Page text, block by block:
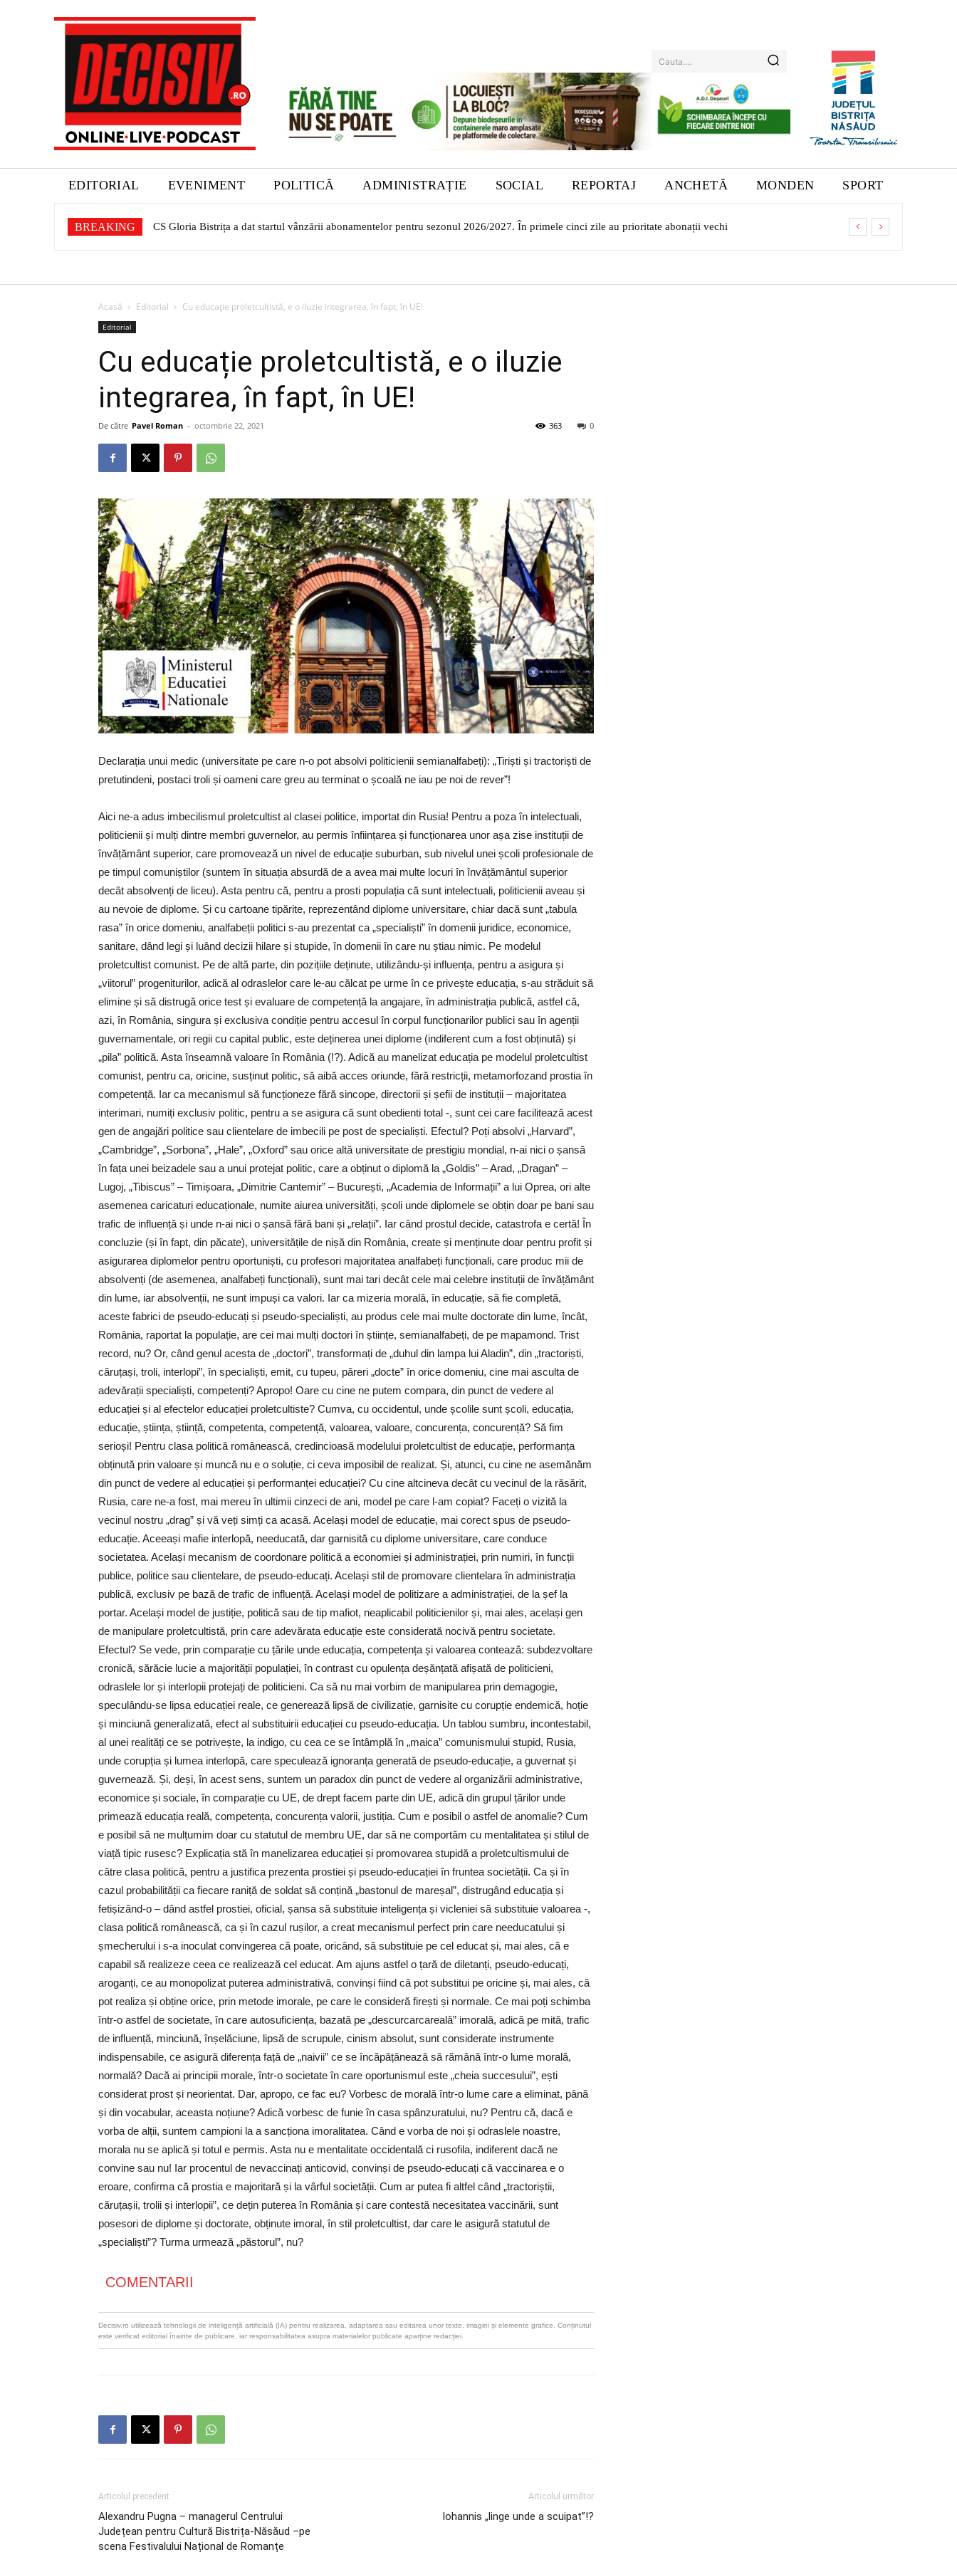
Cauta....
EDITORIAL EVENIMENT POLITICĂ ADMINISTRAȚIE SOCIAL REPORTAJ ANCHETĂ MONDEN SPORT
BREAKING CS Gloria Bistrița a dat startul vânzării abonamentelor pentru sezonul 2026/2027. În primele cinci zile au prioritate abonații vechi
Acasă Editorial Cu educație proletcultistă, e o iluzie integrarea, în fapt, în UE!
Editorial
Cu educație proletcultistă, e o iluzie
integrarea, în fapt, în UE!
De către Pavel Roman - octombrie 22, 2021 0
363
Declarația unui medic (universitate pe care n-o pot absolvi politicienii semianalfabeți): „Tiriști și tractoriști de
pretutindeni, postaci troli și oameni care greu au terminat o școală ne iau pe noi de rever”!
Aici ne-a adus imbecilismul proletcultist al clasei politice, importat din Rusia! Pentru a poza în intelectuali,
politicienii și mulți dintre membri guvernelor, au permis înființarea și funcționarea unor așa zise instituții de
învățământ superior, care promovează un nivel de educație suburban, sub nivelul unei școli profesionale de
pe timpul comuniștilor (suntem în situația absurdă de a avea mai multe locuri în învățământul superior
decât absolvenți de liceu). Asta pentru că, pentru a prosti populația că sunt intelectuali, politicienii aveau și
au nevoie de diplome. Și cu cartoane tipărite, reprezentând diplome universitare, chiar dacă sunt „tabula
rasa” în orice domeniu, analfabeții politici s-au prezentat ca „specialiști” în domenii juridice, economice,
sanitare, dând legi și luând decizii hilare și stupide, în domenii în care nu știau nimic. Pe modelul
proletcultist comunist. Pe de altă parte, din pozițiile deținute, utilizându-și influența, pentru a asigura și
„viitorul” progeniturilor, adică al odraslelor care le-au călcat pe urme în ce privește educația, s-au străduit să
elimine și să distrugă orice test și evaluare de competență la angajare, în administrația publică, astfel că,
azi, în România, singura și exclusiva condiție pentru accesul în corpul funcționarilor publici sau în agenții
guvernamentale, ori regii cu capital public, este deținerea unei diplome (indiferent cum a fost obținută) și
„pila” politică. Asta înseamnă valoare în România (!?). Adică au manelizat educația pe modelul proletcultist
comunist, pentru ca, oricine, susținut politic, să aibă acces oriunde, fără restricții, metamorfozand prostia în
competență. Iar ca mecanismul să funcționeze fără sincope, directorii și șefii de instituții – majoritatea
interimari, numiți exclusiv politic, pentru a se asigura că sunt obedienti total -, sunt cei care facilitează acest
gen de angajări politice sau clientelare de imbecili pe post de specialiști. Efectul? Poți absolvi „Harvard”,
„Cambridge”, „Sorbona”, „Hale”, „Oxford” sau orice altă universitate de prestigiu mondial, n-ai nici o șansă
în fața unei beizadele sau a unui protejat politic, care a obținut o diplomă la „Goldis” – Arad, „Dragan” –
Lugoj, „Tibiscus” – Timișoara, „Dimitrie Cantemir” – București, „Academia de Informații” a lui Oprea, ori alte
asemenea caricaturi educaționale, numite aiurea universități, școli unde diplomele se obțin doar pe bani sau
trafic de influență și unde n-ai nici o șansă fără bani și „relații”. Iar când prostul decide, catastrofa e certă! În
concluzie (și în fapt, din păcate), universitățile de nișă din România, create și menținute doar pentru profit și
asigurarea diplomelor pentru oportuniști, cu profesori majoritatea analfabeți funcționali, care produc mii de
absolvenți (de asemenea, analfabeți funcționali), sunt mai tari decât cele mai celebre instituții de învățământ
din lume, iar absolvenții, ne sunt impuși ca valori. Iar ca mizeria morală, în educație, să fie completă,
aceste fabrici de pseudo-educați și pseudo-specialiști, au produs cele mai multe doctorate din lume, încât,
România, raportat la populație, are cei mai mulți doctori în științe, semianalfabeți, de pe mapamond. Trist
record, nu? Or, când genul acesta de „doctori”, transformați de „duhul din lampa lui Aladin”, din „tractoriști,
căruțași, troli, interlopi”, în specialiști, emit, cu tupeu, păreri „docte” în orice domeniu, cine mai asculta de
adevărații specialiști, competenți? Apropo! Oare cu cine ne putem compara, din punct de vedere al
educației și al efectelor educației proletcultiste? Cumva, cu occidentul, unde școlile sunt școli, educația,
educație, știința, știință, competenta, competență, valoarea, valoare, concurența, concurență? Să fim
serioși! Pentru clasa politică românească, credincioasă modelului proletcultist de educație, performanța
obținută prin valoare și muncă nu e o soluție, ci ceva imposibil de realizat. Și, atunci, cu cine ne asemănăm
din punct de vedere al educației și performanței educației? Cu cine altcineva decât cu vecinul de la răsărit,
Rusia, care ne-a fost, mai mereu în ultimii cinzeci de ani, model pe care l-am copiat? Faceți o vizită la
vecinul nostru „drag” și vă veți simți ca acasă. Același model de educație, mai corect spus de pseudo-
educație. Aceeași mafie interlopă, needucată, dar garnisită cu diplome universitare, care conduce
societatea. Același mecanism de coordonare politică a economiei și administrației, prin numiri, în funcții
publice, politice sau clientelare, de pseudo-educați. Același stil de promovare clientelara în administrația
publică, exclusiv pe bază de trafic de influență. Același model de politizare a administrației, de la șef la
portar. Același model de justiție, politică sau de tip mafiot, neaplicabil politicienilor și, mai ales, același gen
de manipulare proletcultistă, prin care adevărata educație este considerată nocivă pentru societate.
Efectul? Se vede, prin comparație cu țările unde educația, competența și valoarea contează: subdezvoltare
cronică, sărăcie lucie a majorității populației, în contrast cu opulența deșănțată afișată de politicieni,
odraslele lor și interlopii protejați de politicieni. Ca să nu mai vorbim de manipularea prin demagogie,
speculându-se lipsa educației reale, ce generează lipsă de civilizație, garnisite cu corupție endemică, hoție
și minciună generalizată, efect al substituirii educației cu pseudo-educația. Un tablou sumbru, incontestabil,
al unei realități ce se potrivește, la indigo, cu cea ce se întâmplă în „maica” comunismului stupid, Rusia,
unde corupția și lumea interlopă, care speculează ignoranța generată de pseudo-educație, a guvernat și
guvernează. Și, deși, în acest sens, suntem un paradox din punct de vedere al organizării administrative,
economice și sociale, în comparație cu UE, de drept facem parte din UE, adică din grupul țărilor unde
primează educația reală, competența, concurența valorii, justiția. Cum e posibil o astfel de anomalie? Cum
e posibil să ne mulțumim doar cu statutul de membru UE, dar să ne comportăm cu mentalitatea și stilul de
viață tipic rusesc? Explicația stă în manelizarea educației și promovarea stupidă a proletcultismului de
către clasa politică, pentru a justifica prezenta prostiei și pseudo-educației în fruntea societății. Ca și în
cazul probabilității ca fiecare raniță de soldat să conțină „bastonul de mareșal”, distrugând educația și
fetișizând-o – dând astfel prostiei, oficial, șansa să substituie inteligența și vicleniei să substituie valoarea -,
clasa politică românească, ca și în cazul rușilor, a creat mecanismul perfect prin care needucatului și
șmecherului i s-a inoculat convingerea că poate, oricând, să substituie pe cel educat și, mai ales, că e
capabil să realizeze ceea ce realizează cel educat. Am ajuns astfel o țară de diletanți, pseudo-educați,
aroganți, ce au monopolizat puterea administrativă, convinși fiind că pot substitui pe oricine și, mai ales, că
pot realiza și obține orice, prin metode imorale, pe care le consideră firești și normale. Ce mai poți schimba
într-o astfel de societate, în care autosuficiența, bazată pe „descurcarcareală” imorală, adică pe mită, trafic
de influență, minciună, înșelăciune, lipsă de scrupule, cinism absolut, sunt considerate instrumente
indispensabile, ce asigură diferența față de „naivii” ce se încăpățânează să rămână într-o lume morală,
normală? Dacă ai principii morale, într-o societate în care oportunismul este „cheia succesului”, ești
considerat prost și neorientat. Dar, apropo, ce fac eu? Vorbesc de morală într-o lume care a eliminat, până
și din vocabular, aceasta noțiune? Adică vorbesc de funie în casa spânzuratului, nu? Pentru că, dacă e
vorba de alții, suntem campioni la a sancționa imoralitatea. Când e vorba de noi și odraslele noastre,
morala nu se aplică și totul e permis. Asta nu e mentalitate occidentală ci rusofila, indiferent dacă ne
convine sau nu! Iar procentul de nevaccinați anticovid, convinși de pseudo-educați că vaccinarea e o
eroare, confirma că prostia e majoritară și la vârful societății. Cum ar putea fi altfel când „tractoriștii,
căruțașii, trolii și interlopii”, ce dețin puterea în România și care contestă necesitatea vaccinării, sunt
posesori de diplome și doctorate, obținute imoral, în stil proletcultist, dar care le asigură statutul de
„specialiști”? Turma urmează „păstorul”, nu?
COMENTARII
Decisiv.ro utilizează tehnologii de inteligență artificială (IA) pentru realizarea, adaptarea sau editarea unor texte, imagini și elemente grafice. Conținutul
este verificat editorial înainte de publicare, iar responsabilitatea asupra materialelor publicate aparține redacției.
Articolul precedent
Alexandru Pugna – managerul Centrului
Județean pentru Cultură Bistrița-Năsăud –pe
scena Festivalului Național de Romanțe
Articolul următor
Iohannis „linge unde a scuipat”!?